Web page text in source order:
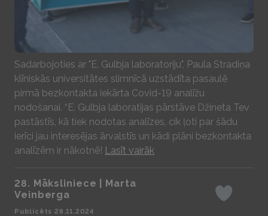
Play
Sadarbojoties ar "E. Gulbja laboratoriju", Paula Stradiņa
klīniskās universitātes slimnīcā uzstādīta pasaulē
pirmā bezkontakta iekārta Covid-19 analīžu
nodošanai. “E. Gulbja laboratijas pārstāve Džineta Tev
pastāstīs, kā tiek nodotas analīzes, cik ļoti par šādu
ierīci jau interesējas ārvalstīs un kādi plāni bezkontakta
analīzēm ir nākotnē! Lasīt vairāk
28. Māksliniece | Marta
Veinberga
Publicēts 28.11.2024
Iepatikas